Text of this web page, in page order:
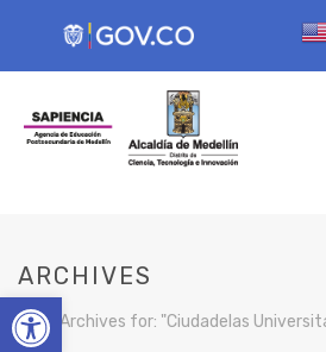
Open toolbar
ARCHIVES
Tag Archives for: "Ciudadelas